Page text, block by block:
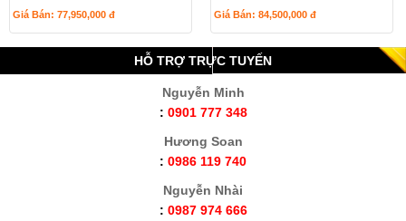
Giá Bán: 77,950,000 đ
Giá Bán: 84,500,000 đ
HỖ TRỢ TRỰC TUYẾN
Nguyễn Minh
: 0901 777 348
Hương Soan
: 0986 119 740
Nguyễn Nhài
: 0987 974 666